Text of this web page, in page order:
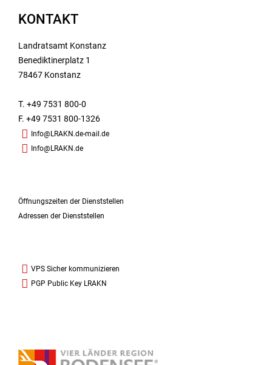
KONTAKT
Landratsamt Konstanz
Benediktinerplatz 1
78467 Konstanz
T. +49 7531 800-0
F. +49 7531 800-1326
Info@LRAKN.de-mail.de
Info@LRAKN.de
Öffnungszeiten der Dienststellen
Adressen der Dienststellen
VPS Sicher kommunizieren
PGP Public Key LRAKN